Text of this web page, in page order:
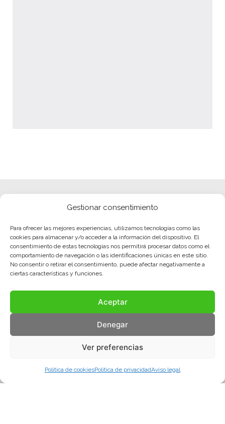
Gestionar consentimiento
Para ofrecer las mejores experiencias, utilizamos tecnologías como las
cookies para almacenar y/o acceder a la información del dispositivo. El
consentimiento de estas tecnologías nos permitirá procesar datos como el
comportamiento de navegación o las identificaciones únicas en este sitio.
No consentir o retirar el consentimiento, puede afectar negativamente a
ciertas características y funciones.
Aceptar
Denegar
Ver preferencias
Política de cookiesPolítica de privacidadAviso legal